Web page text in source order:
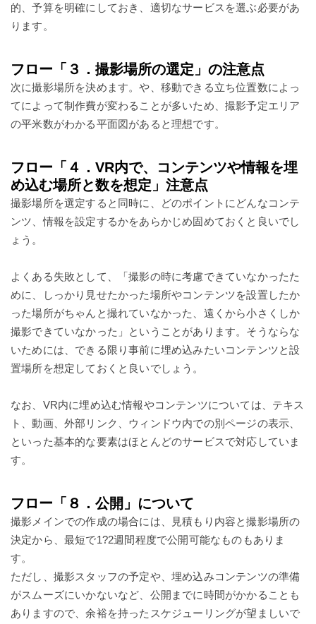
的、予算を明確にしておき、適切なサービスを選ぶ必要があ
ります。
フロー「３．撮影場所の選定」の注意点
次に撮影場所を決めます。や、移動できる立ち位置数によっ
てによって制作費が変わることが多いため、撮影予定エリア
の平米数がわかる平面図があると理想です。
フロー「４．VR内で、コンテンツや情報を埋
め込む場所と数を想定」注意点
撮影場所を選定すると同時に、どのポイントにどんなコンテ
ンツ、情報を設定するかをあらかじめ固めておくと良いでし
ょう。
よくある失敗として、「撮影の時に考慮できていなかったた
めに、しっかり見せたかった場所やコンテンツを設置したか
った場所がちゃんと撮れていなかった、遠くから小さくしか
撮影できていなかった」ということがあります。そうならな
いためには、できる限り事前に埋め込みたいコンテンツと設
置場所を想定しておくと良いでしょう。
なお、VR内に埋め込む情報やコンテンツについては、テキス
ト、動画、外部リンク、ウィンドウ内での別ページの表示、
といった基本的な要素はほとんどのサービスで対応していま
す。
フロー「８．公開」について
撮影メインでの作成の場合には、見積もり内容と撮影場所の
決定から、最短で1?2週間程度で公開可能なものもありま
す。
ただし、撮影スタッフの予定や、埋め込みコンテンツの準備
がスムーズにいかないなど、公開までに時間がかかることも
ありますので、余裕を持ったスケジューリングが望ましいで